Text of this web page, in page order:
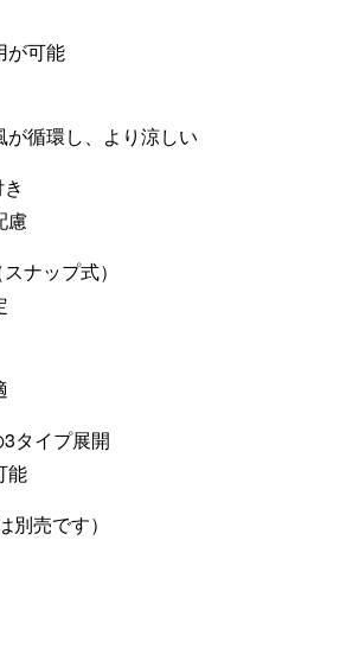
可能
循環し、より涼しい
慮
ナップ式）
タイプ展開
能
別売です）